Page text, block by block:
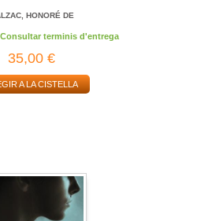
HONORÉ DE
terminis d'entrega
35,00 €
A LA CISTELLA